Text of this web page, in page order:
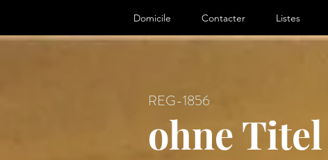
Domicile Contacter Listes
REG-1856
ohne Titel